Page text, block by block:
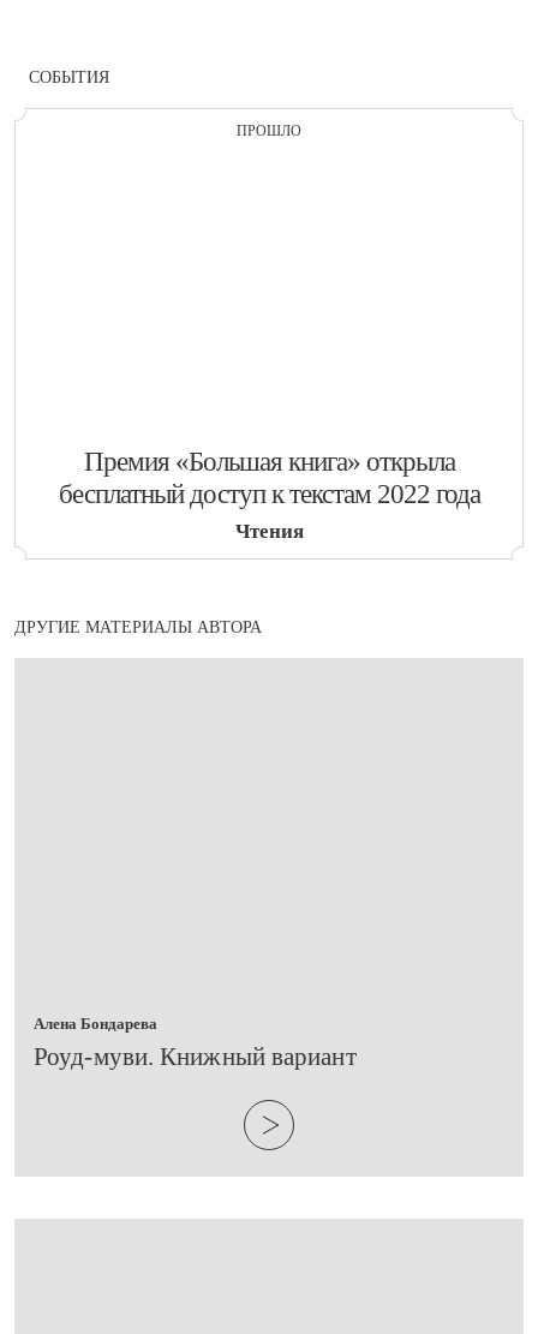
СОБЫТИЯ
ПРОШЛО
​Премия «Большая книга» открыла
бесплатный доступ к текстам 2022 года
Чтения
ДРУГИЕ МАТЕРИАЛЫ АВТОРА
Алена Бондарева
​Роуд-муви. Книжный вариант